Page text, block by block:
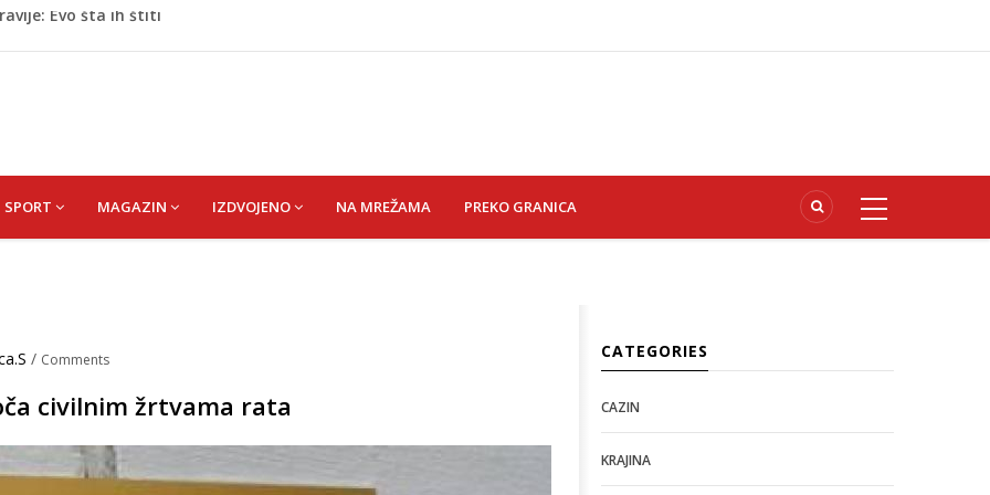
Uhapšen na granici
razočarao navijače iz BiH
Evo šta ih štiti
SPORT MAGAZIN IZDVOJENO NA MREŽAMA PREKO GRANICA
/ Comments
civilnim žrtvama rata
CATEGORIES
CAZIN
KRAJINA